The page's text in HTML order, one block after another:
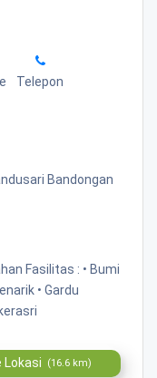
Telepon
Bandongan
Fasilitas : • Bumi
• Gardu
Lokasi (16.6 km)